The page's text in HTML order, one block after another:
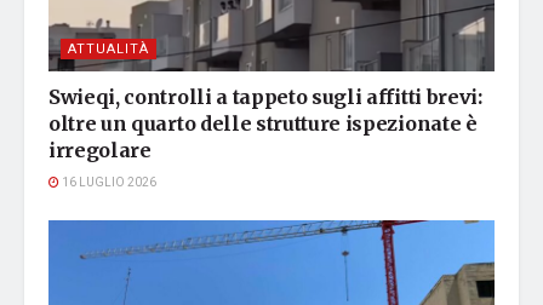
ATTUALITÀ
Swieqi, controlli a tappeto sugli affitti brevi:
oltre un quarto delle strutture ispezionate è
irregolare
16 LUGLIO 2026